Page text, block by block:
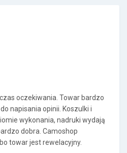
oczekiwania. Towar bardzo
napisania opinii. Koszulki i
wykonania, nadruki wydają
dobra. Camoshop
towar jest rewelacyjny.